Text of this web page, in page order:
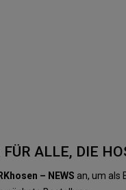
ALLE, DIE
– NEWS an, um als